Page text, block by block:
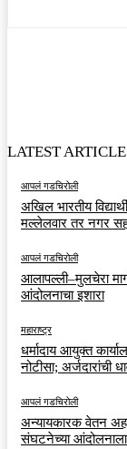
LATEST
आपलं गडचिरोली
अखिल भारतीय
मल्लेलवार तर नगर सह
आपलं गडचिरोली
आलापल्ली–मुलचेरा
आंदोलनाचा इशारा
महाराष्ट्र
धर्मादाय आयुक्त
नोटीसा; अर्जदारांची
आपलं गडचिरोली
अन्यायकारक वेतन
संघटनेच्या